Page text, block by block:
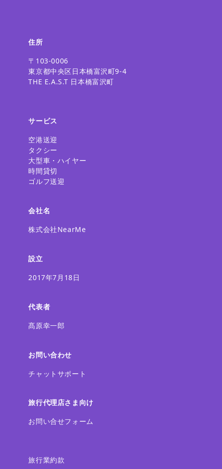
住所
〒103-0006
東京都中央区日本橋富沢町9-4
THE E.A.S.T 日本橋富沢町
サービス
空港送迎
タクシー
大型車・ハイヤー
時間貸切
ゴルフ送迎
会社名
株式会社NearMe
設立
2017年7月18日
代表者
髙原幸一郎
お問い合わせ
チャットサポート
旅行代理店さま向け
お問い合せフォーム
旅行業約款